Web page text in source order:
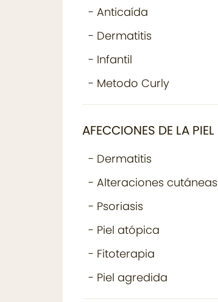
- Anticaída
- Dermatitis
- Infantil
- Metodo Curly
AFECCIONES DE LA PIEL
- Dermatitis
- Alteraciones cutáneas
- Psoriasis
- Piel atópica
- Fitoterapia
- Piel agredida